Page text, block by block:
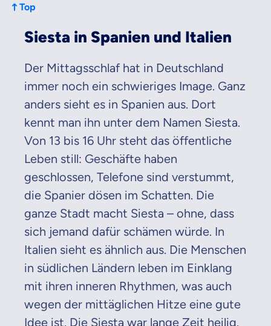
Top
Siesta in Spanien und Italien
Der Mittagsschlaf hat in Deutschland
immer noch ein schwieriges Image. Ganz
anders sieht es in Spanien aus. Dort
kennt man ihn unter dem Namen Siesta.
Von 13 bis 16 Uhr steht das öffentliche
Leben still: Geschäfte haben
geschlossen, Telefone sind verstummt,
die Spanier dösen im Schatten. Die
ganze Stadt macht Siesta – ohne, dass
sich jemand dafür schämen würde. In
Italien sieht es ähnlich aus. Die Menschen
in südlichen Ländern leben im Einklang
mit ihren inneren Rhythmen, was auch
wegen der mittäglichen Hitze eine gute
Idee ist. Die Siesta war lange Zeit heilig.